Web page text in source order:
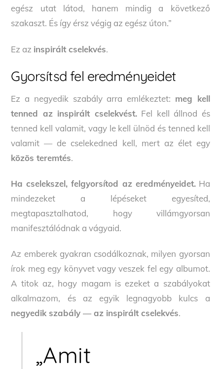
egész utat látod, hanem mindig a következő
szakaszt. És így érsz végig az egész úton.”
Ez az inspirált cselekvés.
Gyorsítsd fel eredményeidet
Ez a negyedik szabály arra emlékeztet: meg kell
tenned az inspirált cselekvést.Fel kell állnod és
tenned kell valamit, vagy le kell ülnöd és tenned kell
valamit — de cselekedned kell, mert az élet egy
közös teremtés.
Ha cselekszel, felgyorsítod az eredményeidet.Ha
mindezeket a lépéseket egyesíted,
megtapasztalhatod, hogy villámgyorsan
manifesztálódnak a vágyaid.
Az emberek gyakran csodálkoznak, milyen gyorsan
írok meg egy könyvet vagy veszek fel egy albumot.
A titok az, hogy magam is ezeket a szabályokat
alkalmazom, és az egyik legnagyobb kulcs a
negyedik szabály — az inspirált cselekvés.
„Amit